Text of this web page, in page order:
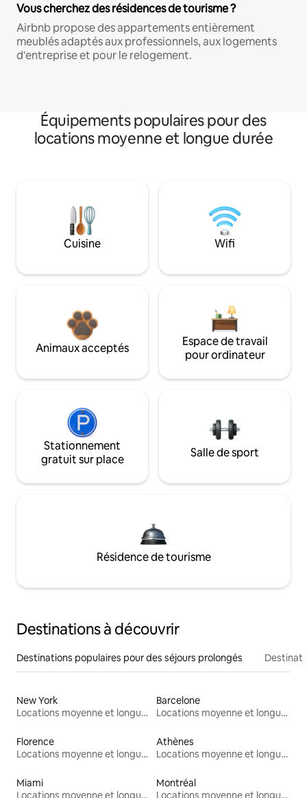
Vous cherchez des résidences de tourisme ?
Airbnb propose des appartements entièrement
meublés adaptés aux professionnels, aux logements
d'entreprise et pour le relogement.
Équipements populaires pour des
locations moyenne et longue durée
Cuisine Wifi
Animaux acceptés
Espace de travail
pour ordinateur
Stationnement
gratuit sur place
Salle de sport
Résidence de tourisme
Destinations à découvrir
Destinations populaires pour des séjours prolongés
New York
Locations moyenne et longue durée
Barcelone
Locations moyenne et longue durée
Florence
Locations moyenne et longue durée
Athènes
Locations moyenne et longue durée
Miami
Locations moyenne et longue durée
Montréal
Locations moyenne et longue durée